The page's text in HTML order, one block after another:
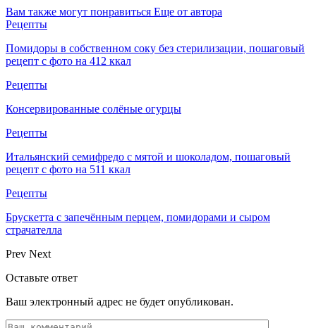
Вам также могут понравиться Еще от автора
Рецепты
Помидоры в собственном соку без стерилизации, пошаговый
рецепт с фото на 412 ккал
Рецепты
Консервированные солёные огурцы
Рецепты
Итальянский семифредо с мятой и шоколадом, пошаговый
рецепт с фото на 511 ккал
Рецепты
Брускетта с запечённым перцем, помидорами и сыром
страчателла
Prev Next
Оставьте ответ
Ваш электронный адрес не будет опубликован.